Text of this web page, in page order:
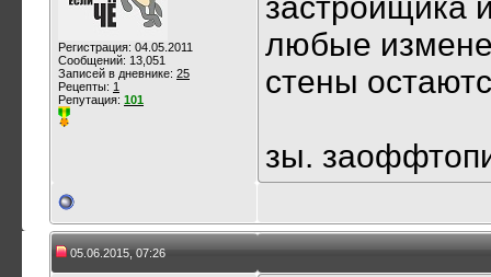
Регистрация: 04.05.2011
Сообщений: 13,051
Записей в дневнике: 25
Рецепты: 1
Репутация: 101
застройщика
любые
стены
зы.
05.06.2015, 07:26